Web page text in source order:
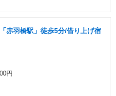
赤羽橋駅」徒歩5分/借り上げ宿
円